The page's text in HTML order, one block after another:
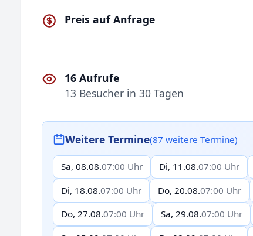
Preis auf Anfrage
16 Aufrufe
13 Besucher in 30 Tagen
Weitere Termine(87 weitere Termine)
Sa, 08.08.07:00 Uhr Di, 11.08.07:00 Uhr
Di, 18.08.07:00 Uhr Do, 20.08.07:00 Uhr
Do, 27.08.07:00 Uhr Sa, 29.08.07:00 Uhr